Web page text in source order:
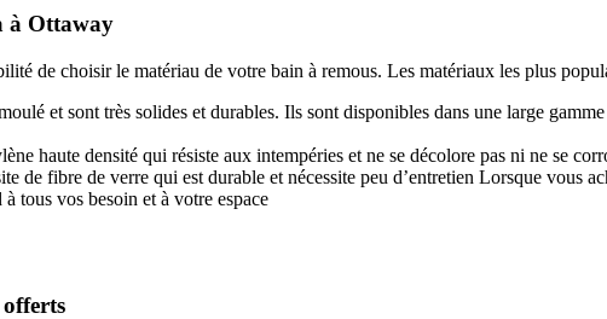
à Ottaway
de choisir le matériau de votre bain à remous. Les matériaux les plus
et sont très solides et durables. Ils sont disponibles dans une large
haute densité qui résiste aux intempéries et ne se décolore pas ni ne se
de fibre de verre qui est durable et nécessite peu d’entretien Lorsque vous
tous vos besoin et à votre espace